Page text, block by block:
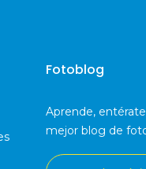
Fotoblog
Aprende,
mejor blog de